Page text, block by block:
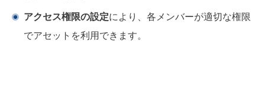
アクセス権限の設定により、各メンバーが適切な権限
でアセットを利用できます。